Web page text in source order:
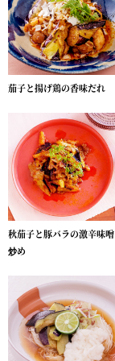
茄子と揚げ鶏の香味だれ
秋茄子と豚バラの激辛味噌
炒め